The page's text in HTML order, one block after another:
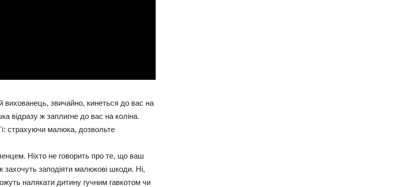
вихованець, звичайно, кинеться до вас на
відразу ж заплигне до вас на коліна.
страхуючи малюка, дозвольте
Ніхто не говорить про те, що ваш
захочуть заподіяти малюкові шкоди. Ні,
налякати дитину гучним гавкотом чи